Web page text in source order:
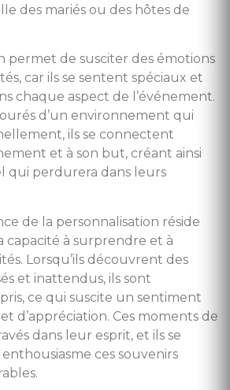
des mariés ou des hôtes de
permet de susciter des émotions
car ils se sentent spéciaux et
chaque aspect de l’événement.
d’un environnement qui
ils se connectent
et à son but, créant ainsi
qui perdurera dans leurs
de la personnalisation réside
capacité à surprendre et à
Lorsqu’ils découvrent des
et inattendus, ils sont
ce qui suscite un sentiment
d’appréciation. Ces moments de
dans leur esprit, et ils se
ces souvenirs